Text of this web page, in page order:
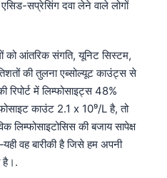
सप्रेसिंग दवा लेने वाले लोगों
आंतरिक संगति, यूनिट सिस्टम,
की तुलना एब्सोल्यूट काउंट्स से
में लिम्फोसाइट्स 48%
काउंट 2.1 x 10⁹/L है, तो
लिम्फोसाइटोसिस की बजाय सापेक्ष
वह बारीकी है जिसे हम अपनी